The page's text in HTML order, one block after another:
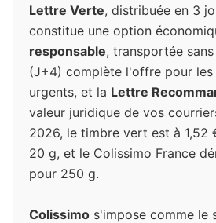
Lettre Verte, distribuée en 3
constitue une option
responsable, transportée
(J+4) complète l'offre pour les
urgents, et la Lettre
valeur juridique de vos
2026, le timbre vert est à 1,52
20 g, et le Colissimo France
pour 250 g.
Colissimo s'impose comme le